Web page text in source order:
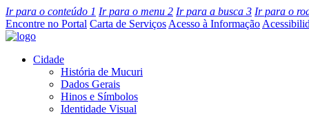
Ir para o conteúdo 1 Ir para o menu 2 Ir para a busca 3 Ir para o
Encontre no Portal Carta de Serviços Acesso à Informação
Cidade
História de Mucuri
Dados Gerais
Hinos e Símbolos
Identidade Visual